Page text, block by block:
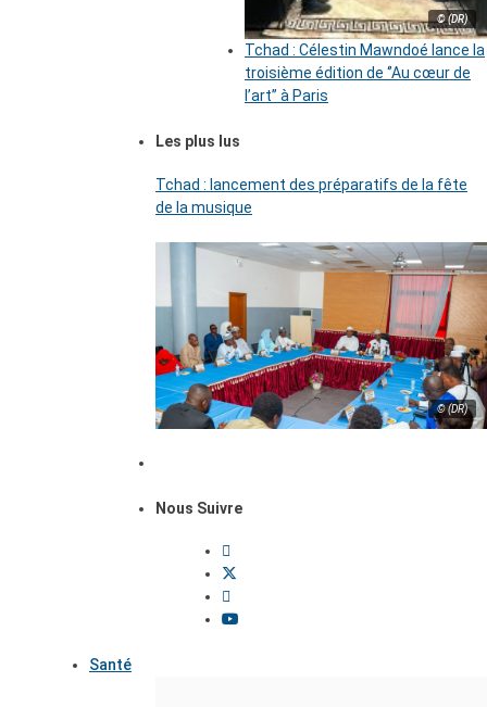
© (DR)
Tchad : Célestin Mawndoé lance la
troisième édition de ‘’Au cœur de
l’art’’ à Paris
Les plus lus
Tchad : lancement des préparatifs de la fête
de la musique
© (DR)
Nous Suivre
Santé